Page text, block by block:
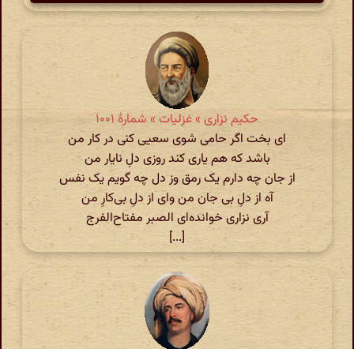
حکیم نزاری » غزلیات » شمارهٔ ۱۰۰۱
ای بخت اگر حامی شوی سعیی کنی در کار من
باشد که هم یاری کند روزی دلِ نایار من
از جان چه دارم یک رمق وز دل چه گویم یک نفس
آه از دلِ بی جان من وای از دلِ بی‌کارِ من
آری نزاری خوانده‌ای الصبر مفتاح‌الفرج
[...]